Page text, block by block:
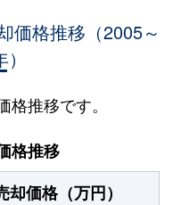
岐阜
岐阜
岐阜
徒歩14分
価格推移（2005～
推移です。
格推移
却価格（万円）